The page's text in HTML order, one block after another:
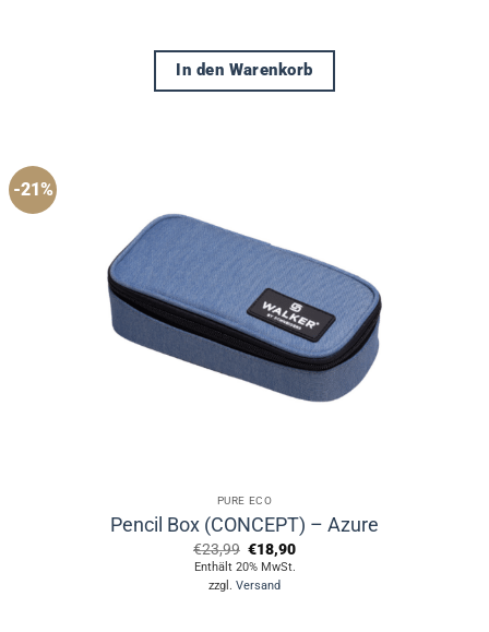
In den Warenkorb
-21%
PURE ECO
Pencil Box (CONCEPT) – Azure
€23,99 Ursprünglicher
Preis
war:
€23,99
€18,90Aktueller
Enthält 20% MwSt.
zzgl. Versand